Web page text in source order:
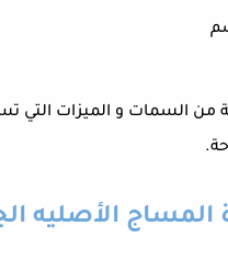
السمات و الميزات التي
الأصليه